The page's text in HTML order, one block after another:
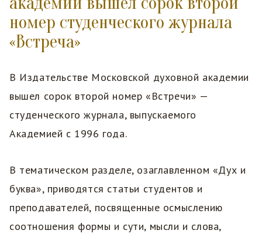
номер студенческого журнала
«Встреча»
В Издательстве Московской духовной академии
вышел сорок второй номер «Встречи» —
студенческого журнала, выпускаемого
Академией с 1996 года.
В тематическом разделе, озаглавленном «Дух и
буква», приводятся статьи студентов и
преподавателей, посвященные осмыслению
соотношения формы и сути, мысли и слова,